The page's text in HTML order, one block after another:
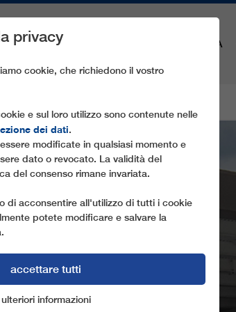
ASSISTENZA CLIENTI STAMPA
privacy
cookie, che richiedono il vostro
e sul loro utilizzo sono contenute nelle
dei dati.
modificate in qualsiasi momento e
dato o revocato. La validità del
del consenso rimane invariata.
di acconsentire all'utilizzo di tutti i cookie
potete modificare e salvare la
accettare tutti
cookie di marketing
ulteriori informazioni